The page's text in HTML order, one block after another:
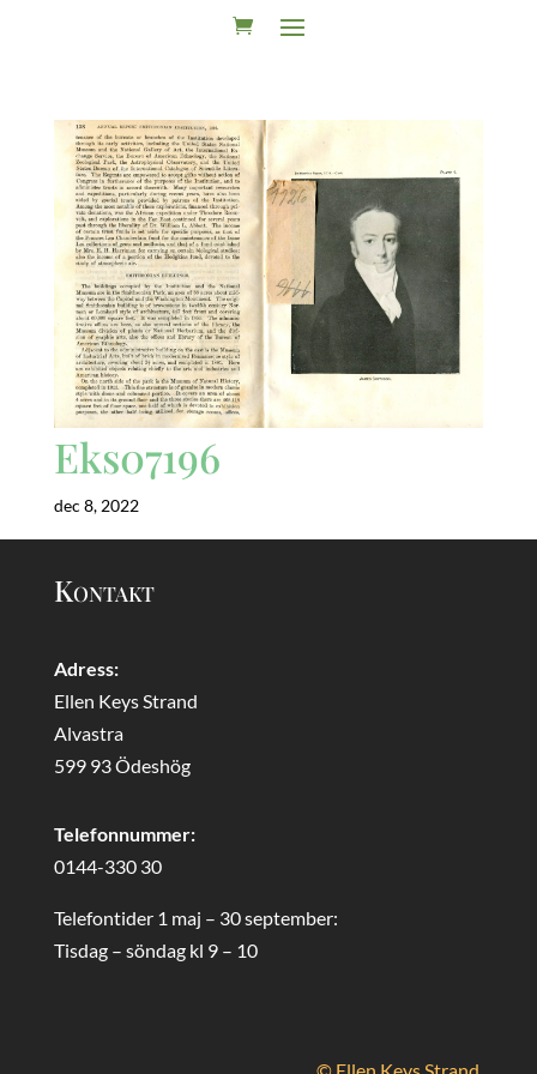
Eks07196
dec 8, 2022
Kontakt
Adress:
Ellen Keys Strand
Alvastra
599 93 Ödeshög
Telefonnummer:
0144-330 30
Telefontider 1 maj – 30 september:
Tisdag – söndag kl 9 – 10